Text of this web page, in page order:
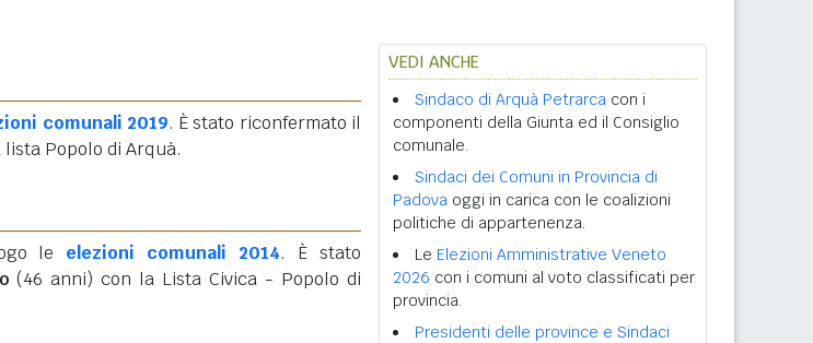
comunali 2019. È stato riconfermato il
lista Popolo di Arquà.
le elezioni comunali 2014. È stato
(46 anni) con la Lista Civica - Popolo di
VEDI ANCHE
Sindaco di Arquà Petrarca con i
componenti della Giunta ed il Consiglio
comunale.
Sindaci dei Comuni in Provincia di
Padova oggi in carica con le coalizioni
politiche di appartenenza.
Le Elezioni Amministrative Veneto
2026 con i comuni al voto classificati per
provincia.
Presidenti delle province e Sindaci